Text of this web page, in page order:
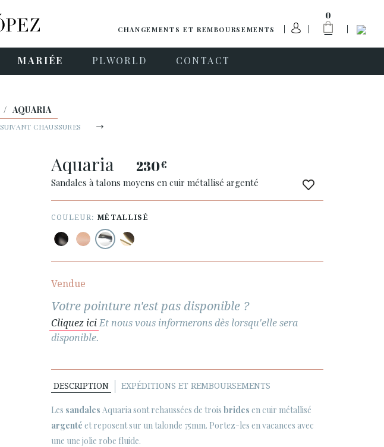
CHANGEMENTS ET REMBOURSEMENTS
0
MARIÉE PLWORLD CONTACT
/ AQUARIA
SUIVANT CHAUSSURES
Aquaria 230€
Sandales à talons moyens en cuir métallisé argenté
COULEUR: MÉTALLISÉ
Vendue
Votre pointure n'est pas disponible ?
Cliquez iciEt nous vous informerons dès lorsqu'elle sera
disponible.
DESCRIPTION EXPÉDITIONS ET REMBOURSEMENTS
Les sandales Aquaria sont rehaussées de troisbrides en cuir métallisé
argenté et reposent sur un talonde 75mm. Portez-les en vacances avec
une une jolie robe fluide.